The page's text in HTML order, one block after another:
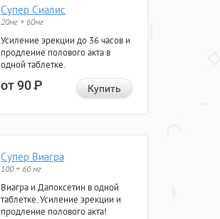
Супер Сиалис
20мг + 60мг
Усиление эрекции до 36 часов и
продление полового акта в
одной таблетке.
от 90Р Купить
Супер Виагра
100 + 60 мг
Виагра и Дапоксетин в одной
таблетке. Усиление эрекции и
продление полового акта!